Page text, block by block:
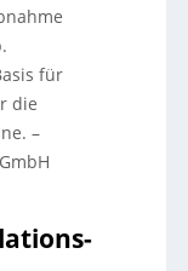
für
die
–